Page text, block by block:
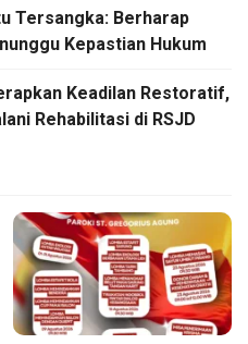
Tersangka: Berharap
Kepastian Hukum
Keadilan Restoratif,
Rehabilitasi di RSJD